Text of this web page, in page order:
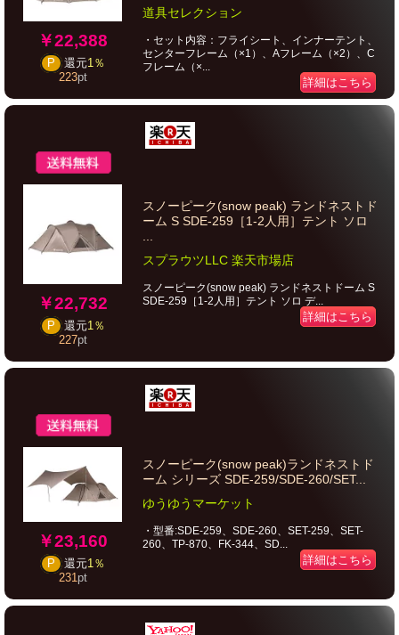
￥22,388
P 還元1％
223pt
道具セレクション
・セット内容：フライシート、インナーテント、
センターフレーム（×1）、Aフレーム（×2）、C
フレーム（×...
詳細はこちら
￥22,732
P 還元1％
227pt
スノーピーク(snow peak) ランドネストド
ーム S SDE-259［1-2人用］テント ソロ
スプラウツLLC 楽天市場店
スノーピーク(snow peak) ランドネストドーム S
SDE-259［1-2人用］テント ソロ デ...
詳細はこちら
￥23,160
P 還元1％
231pt
スノーピーク(snow peak)ランドネストド
ーム シリーズ SDE-259/SDE-260/SET...
ゆうゆうマーケット
・型番:SDE-259、SDE-260、SET-259、SET-
260、TP-870、FK-344、SD...
詳細はこちら